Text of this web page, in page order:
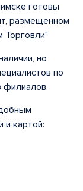
готовы
размещенном
Торговли"
но
по
филиалов.
и картой: